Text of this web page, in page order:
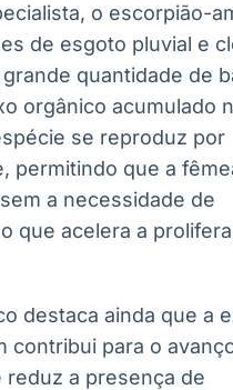
Em breve
Crédito
o escorpião-
de esgoto pluvial e
quantidade de
orgânico acumulado
se reproduz por
permitindo que a
a necessidade de
que acelera a
destaca ainda que a
contribui para o
reduz a presença de